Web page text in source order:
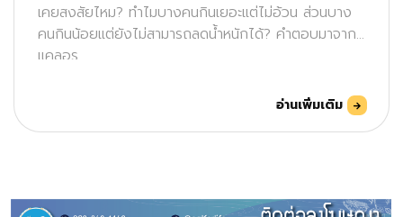
เคยสงสัยไหม? ทำไมบางคนกินเยอะแต่ไม่อ้วน ส่วนบาง
คนกินน้อยแต่ยังไม่สามารถลดน้ำหนักได้? คำตอบมาจาก
แคลอร
อ่านเพิ่มเติม